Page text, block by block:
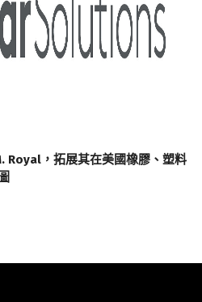
，拓展其在美國橡膠、塑料